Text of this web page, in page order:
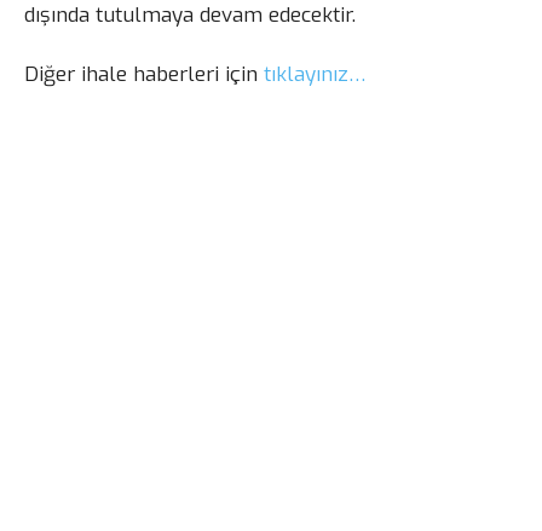
dışında tutulmaya devam edecektir.
Diğer ihale haberleri için tıklayınız…